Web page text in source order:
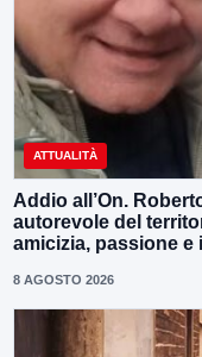
ATTUALITÀ
Addio all’On.
autorevole del
amicizia, passione e
8 AGOSTO 2026